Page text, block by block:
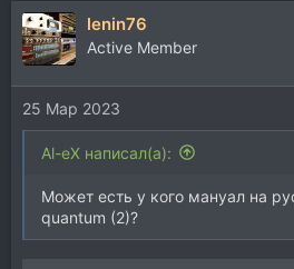
lenin76
Active Member
25 Мар 2023
Al-eX написал(а):
Может есть у кого мануал на
quantum (2)?